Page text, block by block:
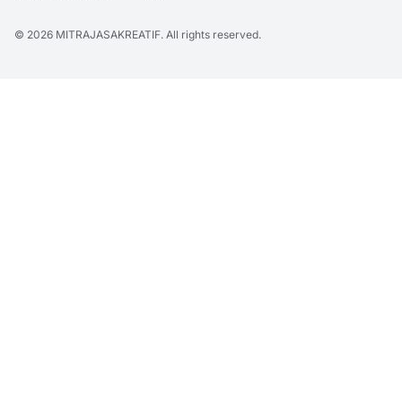
© 2026 MITRAJASAKREATIF. All rights reserved.